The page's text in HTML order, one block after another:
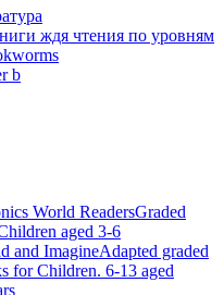
ждя чтения по уровням
b
World ReadersGraded
aged 3-6
and ImagineAdapted graded
for Children. 6-13 aged